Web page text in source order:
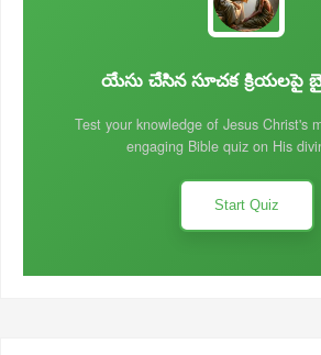
యేసు చేసిన సూచక క్రియలపై
Test your knowledge of Jesus Christ's
engaging Bible quiz on His
Start Quiz